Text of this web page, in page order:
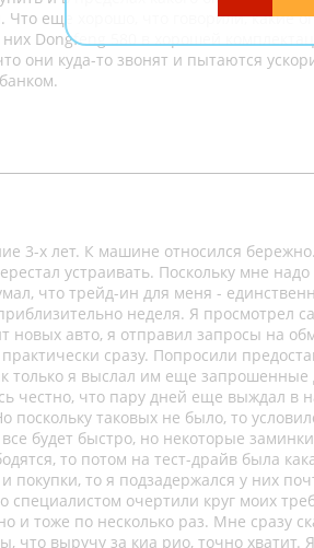
Что еще хорошо, что говорили, какие
Dongfeng 580 в хорошей
они куда-то звонят и пытаются
3-х лет. К машине относился
устраивать. Поскольку мне
что трейд-ин для меня -
неделя. Я просмотрел
новых авто, я отправил запросы на
практически сразу. Попросили
только я выслал им еще
честно, что пару дней еще выждал в
поскольку таковых не было, то
будет быстро, но некоторые
то потом на тест-драйв была
покупки, то я подзадержался у них
специалистом очертили круг моих
и тоже по несколько раз. Мне сразу
что выручу за киа рио, точно